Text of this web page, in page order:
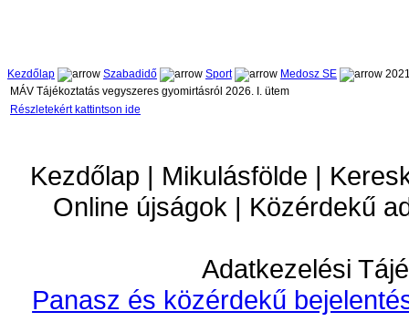
Kezdőlap Szabadidő Sport Medosz SE
MÁV Tájékoztatás vegyszeres gyomirtásról 2026. I. ütem
Részletekért kattintson ide
Kezdőlap | Mikulásfölde |
Online újságok | Közérdekű
Adatkezelési
Panasz és közérdekű